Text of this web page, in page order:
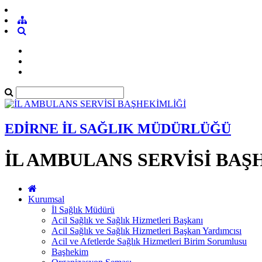
EDİRNE İL SAĞLIK MÜDÜRLÜĞÜ
İL AMBULANS SERVİSİ
Kurumsal
İl Sağlık Müdürü
Acil Sağlık ve Sağlık Hizmetleri Başkanı
Acil Sağlık ve Sağlık Hizmetleri Başkan Yardımcısı
Acil ve Afetlerde Sağlık Hizmetleri Birim Sorumlusu
Başhekim